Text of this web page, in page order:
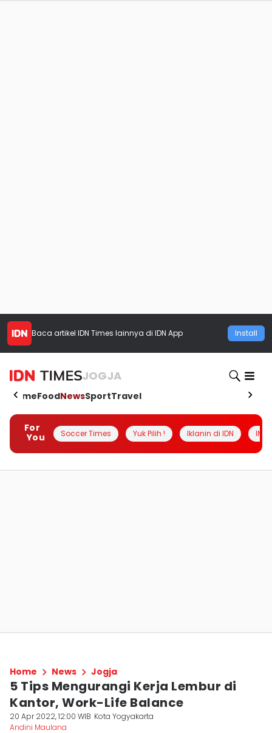
Baca artikel IDN Times lainnya di IDN App Install
JOGJA
HomeFoodNewsSportTravel
For
You
Soccer Times Yuk Pilih ! Iklanin di IDN
Home News Jogja
5 Tips Mengurangi Kerja Lembur di
Kantor, Work-Life Balance
20 Apr 2022, 12:00 WIB Kota Yogyakarta
Andini Maulana